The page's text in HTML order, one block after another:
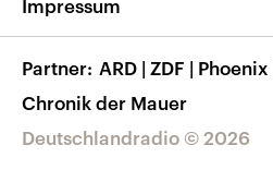
Barrierefreiheit
Deutschlandradio © 2026
Impressum
Partner ARD | ZDF | Phoenix
Chronik der Mauer